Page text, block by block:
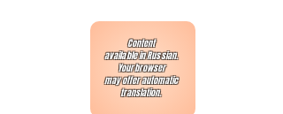
Content
available in Russian.
Your browser
may offer automatic
translation.